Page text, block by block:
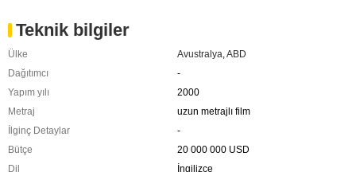
Teknik bilgiler
Ülke Avustralya ABD
Dağıtımcı
-
Yapım yılı
2000
Metraj
uzun metrajlı film
İlginç Detaylar
-
Bütçe
20 000 000 USD
Dil
İngilizce